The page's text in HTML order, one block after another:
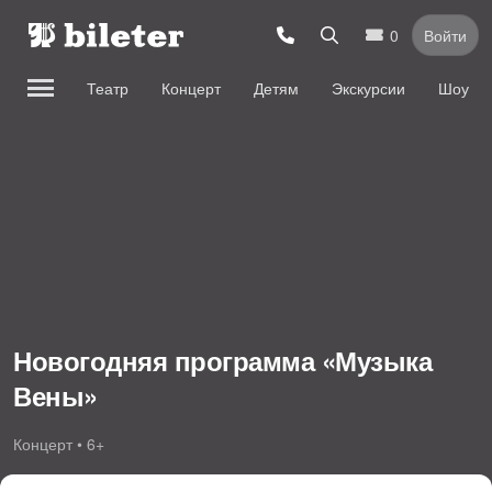
0 Войти
Театр Концерт Детям Экскурсии Шоу
Новогодняя программа «Музыка
Вены»
Концерт • 6+